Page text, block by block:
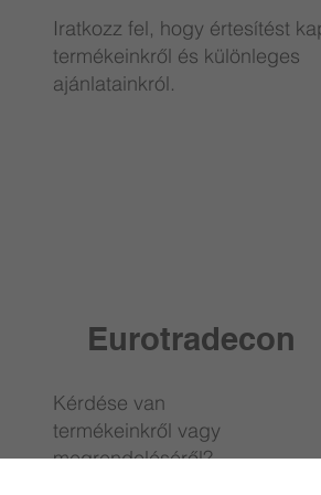
Iratkozz fel, hogy értesítést
termékeinkről és különleges
ajánlatainkról.
Eurotradecon
Kérdése van
termékeinkről vagy
megrendeléséről?